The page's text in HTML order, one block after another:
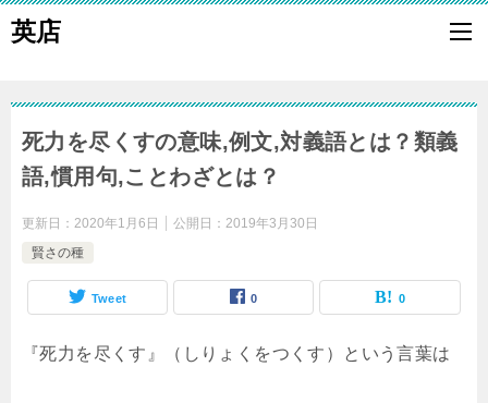
英店
死力を尽くすの意味,例文,対義語とは？類義
語,慣用句,ことわざとは？
更新日： 2020年1月6日 公開日： 2019年3月30日
賢さの種
Tweet 0 0
『死力を尽くす』（しりょくをつくす）という言葉は